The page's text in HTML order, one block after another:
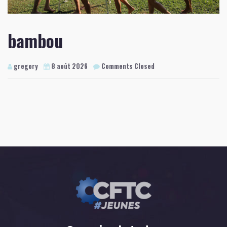
bambou
gregory 8 août 2026 Comments Closed